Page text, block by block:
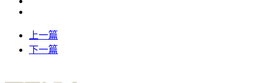
上一篇
下一篇